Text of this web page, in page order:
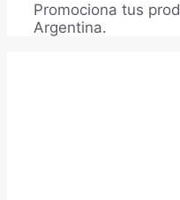
Promociona tus
Argentina.